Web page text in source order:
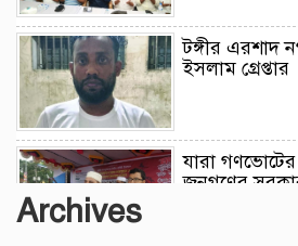
টঙ্গীর এরশাদ
ইসলাম গ্রেপ্তার
যারা গণভোটের
জনগণের
Archives